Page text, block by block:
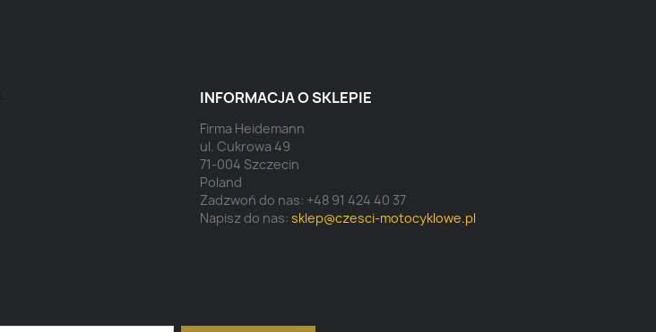
INFORMACJA O SKLEPIE
Firma Heidemann
ul. Cukrowa 49
71-004 Szczecin
Poland
Zadzwoń do nas: +48 91 424 40 37
Napisz do nas:sklep@czesci-motocyklowe.pl